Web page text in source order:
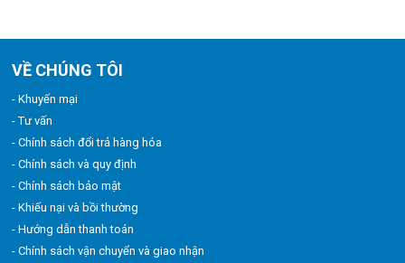
VỀ CHÚNG TÔI
- Khuyến mại
- Tư vấn
- Chính sách đổi trả hàng hóa
- Chính sách và quy định
- Chính sách bảo mật
- Khiếu nại và bồi thường
- Hướng dẫn thanh toán
- Chính sách vận chuyển và giao nhận